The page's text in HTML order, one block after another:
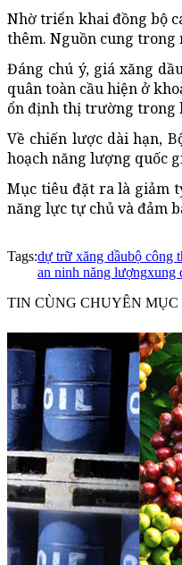
Nhờ triển khai đồng bộ
thêm. Nguồn cung trong
Đáng chú ý, giá xăng
quân toàn cầu hiện ở
ổn định thị trường trong
Về chiến lược dài hạn,
hoạch năng lượng quốc
Mục tiêu đặt ra là giảm
năng lực tự chủ và đảm
Tags:dự trữ xăng dầubộ công
an ninh năng lượngxung
TIN CÙNG CHUYÊN MỤC